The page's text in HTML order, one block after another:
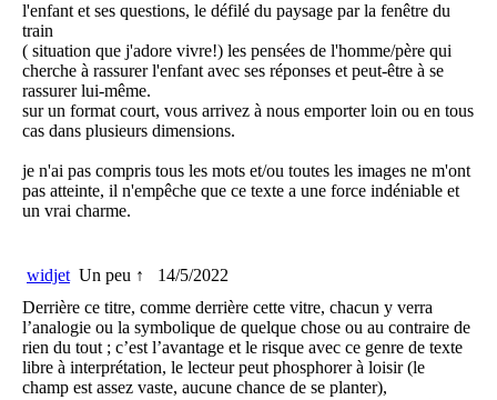
l'enfant et ses questions, le défilé du paysage par la fenêtre du
train
( situation que j'adore vivre!) les pensées de l'homme/père qui
cherche à rassurer l'enfant avec ses réponses et peut-être à se
rassurer lui-même.
sur un format court, vous arrivez à nous emporter loin ou en tous
cas dans plusieurs dimensions.
je n'ai pas compris tous les mots et/ou toutes les images ne m'ont
pas atteinte, il n'empêche que ce texte a une force indéniable et
un vrai charme.
widjet Un peu ↑
14/5/2022
Derrière ce titre, comme derrière cette vitre, chacun y verra
l’analogie ou la symbolique de quelque chose ou au contraire de
rien du tout ; c’est l’avantage et le risque avec ce genre de texte
libre à interprétation, le lecteur peut phosphorer à loisir (le
champ est assez vaste, aucune chance de se planter),